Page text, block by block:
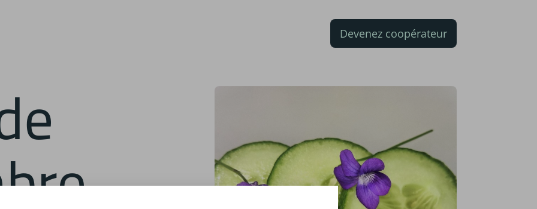
Devenez coopérateur